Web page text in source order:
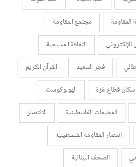
المقاومة
مجتمع المقاومة
الإلكتروني
الثقافة المسيحية
فجر السعيد
القرآن الكريم
قطاع غزة
الهولوكوست
المخيمات الفلسطينية
الانتصار
انتصار المقاومة الفلسطينية
الصحف اللبنانية